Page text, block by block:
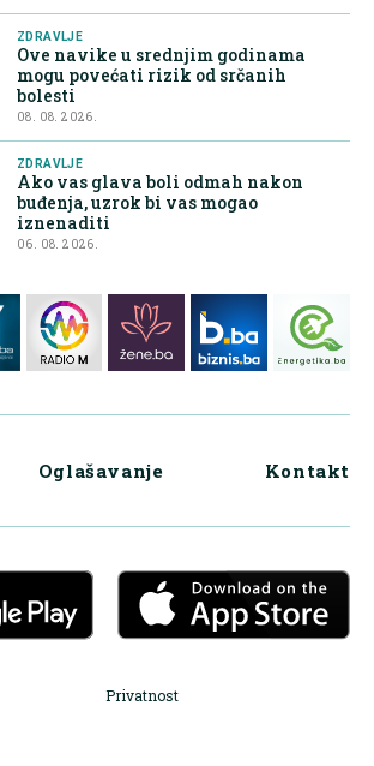
ZDRAVLJE
Ove navike u srednjim godinama
mogu povećati rizik od srčanih
bolesti
08. 08. 2026.
ZDRAVLJE
Ako vas glava boli odmah nakon
buđenja, uzrok bi vas mogao
iznenaditi
06. 08. 2026.
Oglašavanje Kontakt
Privatnost